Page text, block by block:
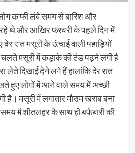
लोग काफी लंबे समय से बारिश और
रहे थे और आखिर फरवरी के पहले दिन में
देर रात मसूरी के ऊंचाई वाली पहाड़ियों
चलते मसूरी में कड़ाके की ठंड पढ़ने लगी है
लेते दिखाई देने लगे हैं हालांकि देर रात
हुए लोगों में आने वाले समय में अच्छी
है। मसूरी में लगातार मौसम खराब बना
में शीतलहर के साथ ही बर्फ़बारी की